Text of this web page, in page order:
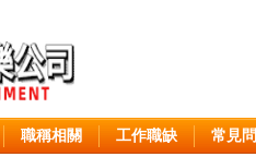
職稱相關 工作職缺 常見